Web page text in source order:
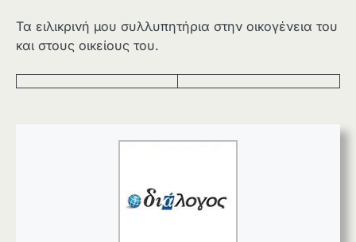
Τα ειλικρινή μου συλλυπητήρια στην οικογένεια του
και στους οικείους του.